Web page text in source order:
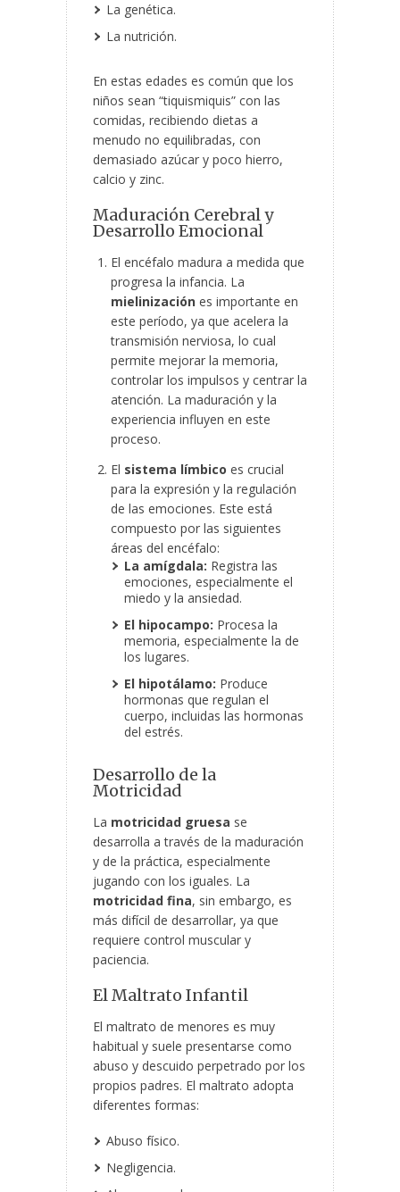
La genética.
La nutrición.
En estas edades es común que los
niños sean “tiquismiquis” con las
comidas, recibiendo dietas a
menudo no equilibradas, con
demasiado azúcar y poco hierro,
calcio y zinc.
Maduración Cerebral y
Desarrollo Emocional
El encéfalo madura a medida que
progresa la infancia. La
mielinización es importante en
este período, ya que acelera la
transmisión nerviosa, lo cual
permite mejorar la memoria,
controlar los impulsos y centrar la
atención. La maduración y la
experiencia influyen en este
proceso.
El sistema límbico es crucial
para la expresión y la regulación
de las emociones. Este está
compuesto por las siguientes
áreas del encéfalo:
La amígdala: Registra las
emociones, especialmente el
miedo y la ansiedad.
El hipocampo: Procesa la
memoria, especialmente la de
los lugares.
El hipotálamo: Produce
hormonas que regulan el
cuerpo, incluidas las hormonas
del estrés.
Desarrollo de la
Motricidad
La motricidad gruesa se
desarrolla a través de la maduración
y de la práctica, especialmente
jugando con los iguales. La
motricidad fina, sin embargo, es
más difícil de desarrollar, ya que
requiere control muscular y
paciencia.
El Maltrato Infantil
El maltrato de menores es muy
habitual y suele presentarse como
abuso y descuido perpetrado por los
propios padres. El maltrato adopta
diferentes formas:
Abuso físico.
Negligencia.